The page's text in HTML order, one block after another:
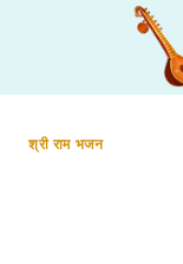
श्री राम भजन